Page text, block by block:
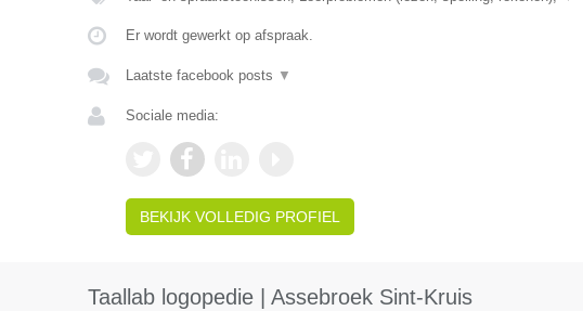
Er wordt gewerkt op afspraak.
Laatste facebook posts ▼
Sociale media:
BEKIJK VOLLEDIG PROFIEL
Taallab logopedie | Assebroek Sint-Kruis